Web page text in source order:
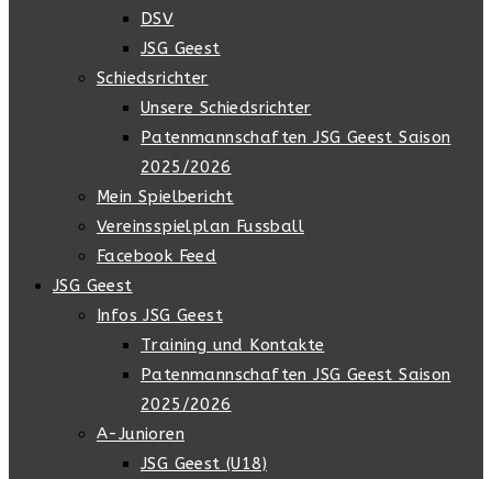
DSV
JSG Geest
Schiedsrichter
Unsere Schiedsrichter
Patenmannschaften JSG Geest Saison
2025/2026
Mein Spielbericht
Vereinsspielplan Fussball
Facebook Feed
JSG Geest
Infos JSG Geest
Training und Kontakte
Patenmannschaften JSG Geest Saison
2025/2026
A-Junioren
JSG Geest (U18)